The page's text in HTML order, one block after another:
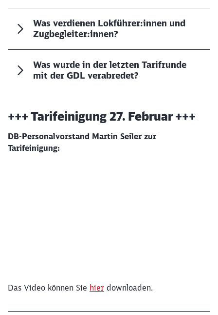
Was verdienen Lokführer:innen und
Zugbegleiter:innen?
Was wurde in der letzten Tarifrunde
mit der GDL verabredet?
+++ Tarifeinigung 27. Februar +++
DB-Personalvorstand Martin Seiler zur
Tarifeinigung:
Ende des oberhalb befindlichen Videos
Das Video können Sie hier downloaden.